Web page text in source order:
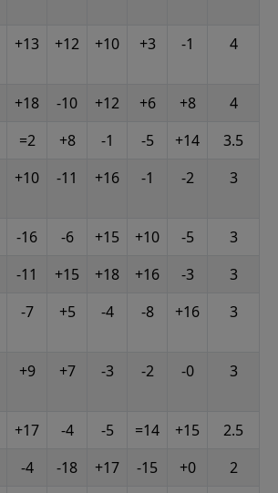
+13 +12 +10 +3 -1 4
+18 -10 +12 +6 +8
4
=2 +8 -1 -5 +14
3.5
+10 -11 +16 -1 -2 3
-16 -6 +15 +10 -5
3
-11 +15 +18 +16 -3
3
-7 +5 -4 -8 +16 3
+9 +7 -3 -2 -0 3
+17 -4 -5 =14 +15
2.5
-4 -18 +17 -15 +0
2